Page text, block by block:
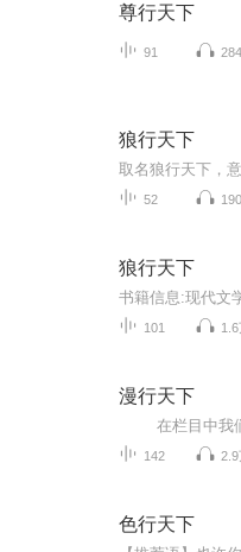
尊行天下
91
狼行天下
52
狼行天下
101
漫行天下
142 2.9
色行天下